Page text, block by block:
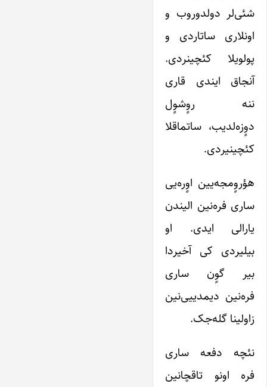
شئی‌لر دولدوروب و
اونلاری ساتاردی و
پولویلا کئچینردی.
آنجاق ایندی قاری
ننه روٍشوٍل
دوٍزه‌لدیب، ساتماقلا
کئچینیردی.
هؤروٍمجه‌یین اوٍره‌یی
ساری فره‌نین الیندن
یارالی ایدی. او
بیلیردی کی آخیردا
بیر گوٍن ساری
فره‌نین دیمدییی‌نین
زاولینا گله‌جک.
نئچه دفعه ساری
فره اونو تاقچانین